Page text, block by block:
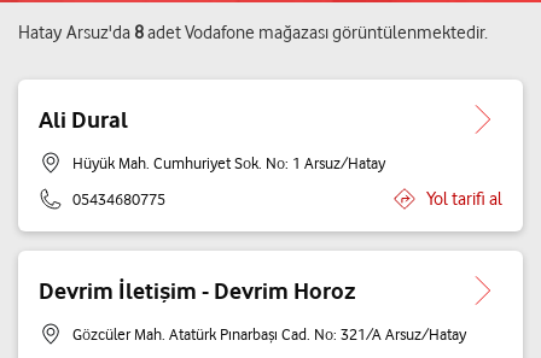
Hatay Arsuz'da 8adetVodafone mağazasıgörüntülenmektedir.
Ali Dural
Hüyük Mah. Cumhuriyet Sok. No: 1 Arsuz/Hatay
05434680775
Yol tarifi al
Devrim İletişim - Devrim Horoz
Gözcüler Mah. Atatürk Pınarbaşı Cad. No: 321/A Arsuz/Hatay